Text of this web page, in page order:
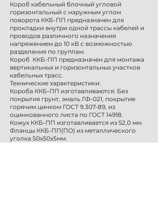
Короб кабельный блочный угловой
горизонтальный с наружным углом
поворота ККБ-ПП предназначен для
прокладки внутри одной трассы кабелей и
проводов различного назначения
напряжением до 10 кВ с возможностью
разделения по группам.
Короб ККБ-ПП предназначен для монтажа
вертикальных и горизонтальных участков
кабельных трасс.
Технические характеристики:
Короба ККБ-ПП изготавливаются: Без
покрытия грунт, эмаль ГФ-021, покрытие
горячим цинком ГОСТ 9.307-89, из
оцинкованного листа по ГОСТ 14918.
Кожух ККБ-ПП изготавливается из S2,0 мм.
Фланцы ККБ-ПП(ПО) из металлического
уголка 50х50х5мм.